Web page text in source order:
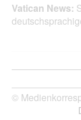
Vatican News:
©